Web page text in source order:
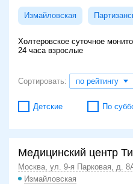
Измайловская
Холтеровское суточное
24 часа взрослые
Сортировать: по рейтингу
Детские По
Медицинский центр
Москва, ул. 9-я Парковая, д.
Измайловская